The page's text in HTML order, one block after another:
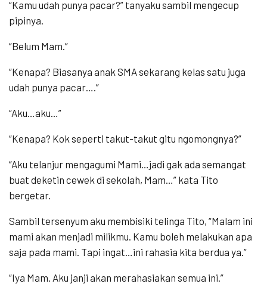
“Kamu udah punya pacar?” tanyaku sambil mengecup
pipinya.
“Belum Mam.”
“Kenapa? Biasanya anak SMA sekarang kelas satu juga
udah punya pacar….”
“Aku…aku…”
“Kenapa? Kok seperti takut-takut gitu ngomongnya?”
“Aku telanjur mengagumi Mami…jadi gak ada semangat
buat deketin cewek di sekolah, Mam…” kata Tito
bergetar.
Sambil tersenyum aku membisiki telinga Tito, “Malam ini
mami akan menjadi milikmu. Kamu boleh melakukan apa
saja pada mami. Tapi ingat…ini rahasia kita berdua ya.”
“Iya Mam. Aku janji akan merahasiakan semua ini.”